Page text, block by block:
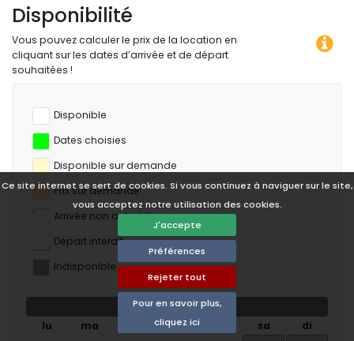
Ce site internet se sert de cookies. Si vous continuez à naviguer sur le site,
vous acceptez notre utilisation des cookies.
J'accepte
Préférences
Rejeter tout
Pour en savoir plus,
cliquez ici
Disponibilité
Vous pouvez calculer le prix de la location en
cliquant sur les dates d’arrivée et de départ
souhaitées !
Disponible
Dates choisies
Disponible sur demande
Prix ​​sur demande
Arrivée non autorisée
Départ interdit
Indisponible
août 2026
lu
ma je sa di